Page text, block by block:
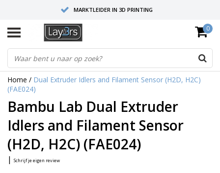
MARKTLEIDER IN 3D PRINTING
HOOGWAARDIGE SERVICE EN SUPPORT
FYSIEKE SHOWROOMS
0
Home / Dual Extruder Idlers and Filament Sensor (H2D, H2C)
(FAE024)
Bambu Lab Dual Extruder
Idlers and Filament Sensor
(H2D, H2C) (FAE024)
| Schrijf je eigen review